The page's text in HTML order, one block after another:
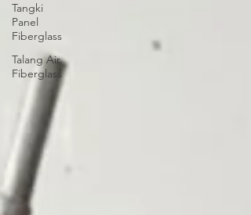
Tangki
Panel
Fiberglass
Talang Air
Fiberglass